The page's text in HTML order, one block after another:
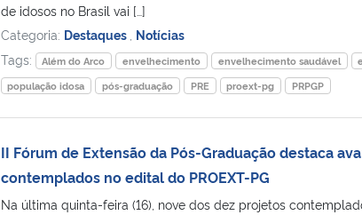
de idosos no Brasil vai […]
Categoria: Destaques Notícias
Tags:
Além do Arco envelhecimento envelhecimento saudável
população idosa
pós-graduação PRE proext-pg PRPGP
II Fórum de Extensão da Pós-Graduação destaca
contemplados no edital do PROEXT-PG
Na última quinta-feira (16), nove dos dez projetos